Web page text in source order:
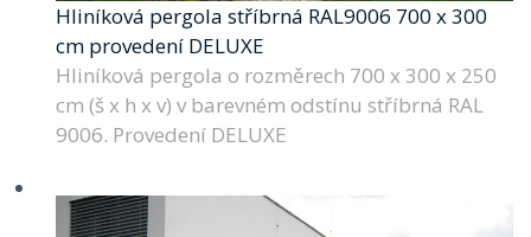
Hliníková pergola stříbrná RAL9006 700 x 300
cm provedení DELUXE
Hliníková pergola o rozměrech 700 x 300 x 250
cm (š x h x v) v barevném odstínu stříbrná RAL
9006. Provedení DELUXE